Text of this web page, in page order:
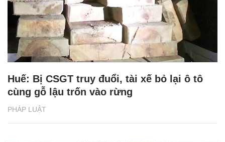
PHÁP LUẬT
Huế: Bị CSGT truy đuổi, tài xế bỏ lại ô tô
cùng gỗ lậu trốn vào rừng